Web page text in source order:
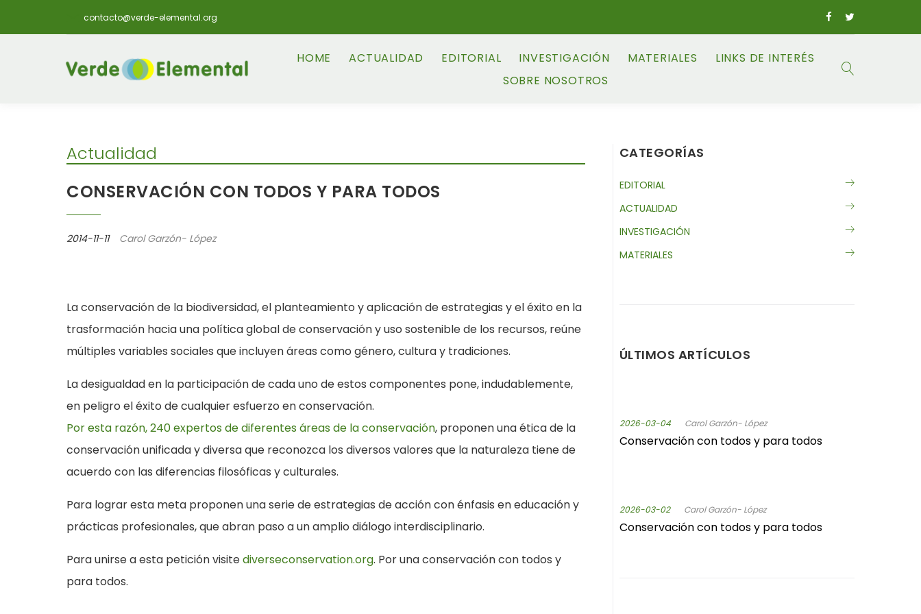
contacto@verde-elemental.org
HOME ACTUALIDAD EDITORIAL INVESTIGACIÓN MATERIALES
LINKS DE INTERÉS
SOBRE NOSOTROS
Actualidad
CONSERVACIÓN CON TODOS Y PARA TODOS
2014-11-11 Carol Garzón- López
La conservación de la biodiversidad, el planteamiento y aplicación de estrategias y el éxito en la
trasformación hacia una política global de conservación y uso sostenible de los recursos, reúne
múltiples variables sociales que incluyen áreas como género, cultura y tradiciones.
La desigualdad en la participación de cada uno de estos componentes pone, indudablemente,
en peligro el éxito de cualquier esfuerzo en conservación.
Por esta razón, 240 expertos de diferentes áreas de la conservación, proponen una ética de la
conservación unificada y diversa que reconozca los diversos valores que la naturaleza tiene de
acuerdo con las diferencias filosóficas y culturales.
Para lograr esta meta proponen una serie de estrategias de acción con énfasis en educación y
prácticas profesionales, que abran paso a un amplio diálogo interdisciplinario.
Para unirse a esta petición visitediverseconservation.org. Por una conservación con todos y
para todos.
CATEGORÍAS
EDITORIAL
ACTUALIDAD
INVESTIGACIÓN
MATERIALES
ÚLTIMOS ARTÍCULOS
2026-03-04 Carol Garzón- López
Conservación con todos y para todos
2026-03-02 Carol Garzón- López
Conservación con todos y para todos